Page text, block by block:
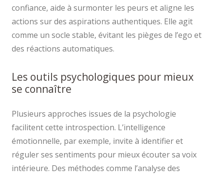
confiance, aide à surmonter les peurs et aligne les
actions sur des aspirations authentiques. Elle agit
comme un socle stable, évitant les pièges de l’ego et
des réactions automatiques.
Les outils psychologiques pour mieux
se connaître
Plusieurs approches issues de la psychologie
facilitent cette introspection. L’intelligence
émotionnelle, par exemple, invite à identifier et
réguler ses sentiments pour mieux écouter sa voix
intérieure. Des méthodes comme l’analyse des